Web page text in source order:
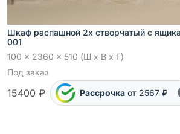
Шкаф распашной 2х створчатый с
001
100 x 2360 x 510 (Ш x В x Г)
Под заказ
15400 ₽ Рассрочка от 2567 ₽